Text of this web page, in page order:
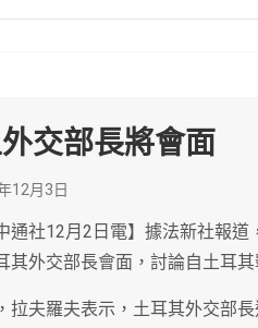
交部長將會面
12月3日
通社12月2日電】據法新社報
其外交部長會面，討論自土耳
拉夫羅夫表示，土耳其外交部